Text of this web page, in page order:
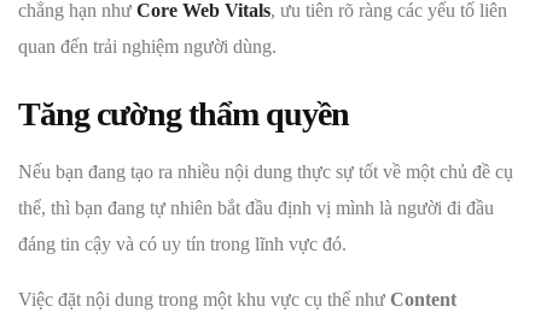
chẳng hạn như Core Web Vitals, ưu tiên rõ ràng các yếu tố liên
quan đến trải nghiệm người dùng.
Tăng cường thẩm quyền
Nếu bạn đang tạo ra nhiều nội dung thực sự tốt về một chủ đề cụ
thể, thì bạn đang tự nhiên bắt đầu định vị mình là người đi đầu
đáng tin cậy và có uy tín trong lĩnh vực đó.
Việc đặt nội dung trong một khu vực cụ thể như Content